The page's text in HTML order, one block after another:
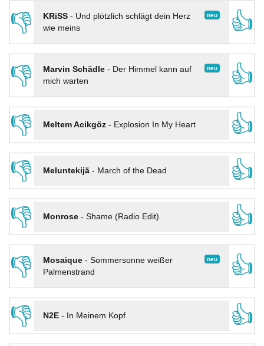
👎
neu
KRiSS- Und plötzlich schlägt dein Herz
wie meins
👍
👎 neu
Marvin Schädle- Der Himmel kann auf
mich warten
👍
👎
Meltem Acikgöz- Explosion In My Heart
👍
👎
Meluntekijä- March of the Dead
👍
👎
Monrose- Shame (Radio Edit)
👍
👎
neu
Mosaique- Sommersonne weißer
Palmenstrand
👍
👎
N2E- In Meinem Kopf
👍